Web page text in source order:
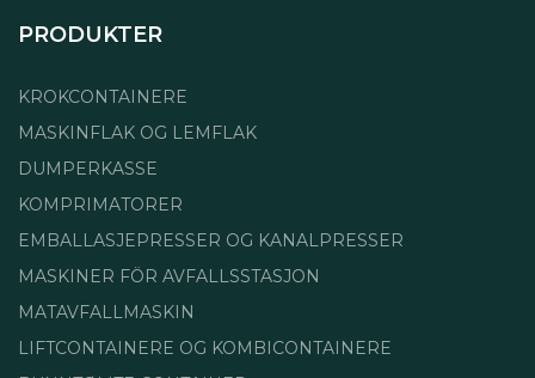
PRODUKTER
KROKCONTAINERE
MASKINFLAK OG LEMFLAK
DUMPERKASSE
KOMPRIMATORER
EMBALLASJEPRESSER OG KANALPRESSER
MASKINER FÖR AVFALLSSTASJON
MATAVFALLMASKIN
LIFTCONTAINERE OG KOMBICONTAINERE